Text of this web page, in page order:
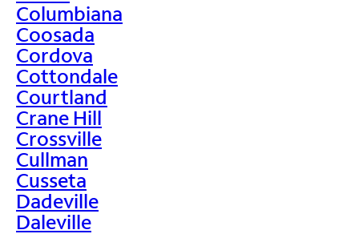
Columbiana
Coosada
Cordova
Cottondale
Courtland
Crane Hill
Crossville
Cullman
Cusseta
Dadeville
Daleville